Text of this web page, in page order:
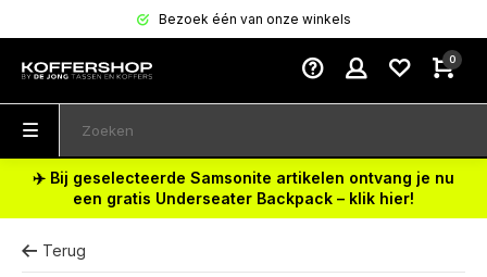
Bezoek één van onze winkels
0
✈️ Bij geselecteerde Samsonite artikelen ontvang je nu
een gratis Underseater Backpack – klik hier!
Terug